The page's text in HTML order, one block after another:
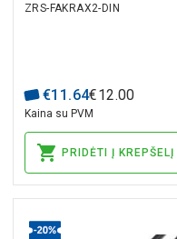
ZRS-FAKRAX2-DIN
€11 .64€12.00
Kaina su PVM
PRIDĖTI Į KREPŠELĮ